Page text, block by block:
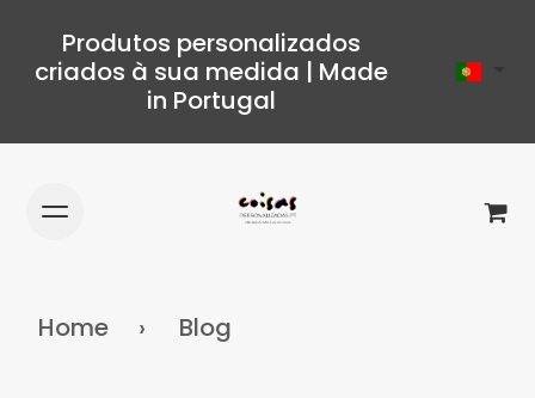
Produtos personalizados
criados à sua medida | Made
in Portugal
Home Blog